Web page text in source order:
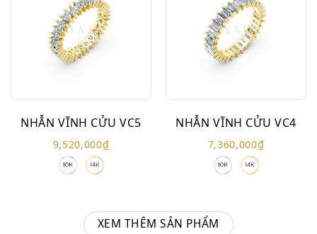
NHẪN VĨNH CỬU VC5
9,520,000₫
NHẪN VĨNH CỬU VC4
7,360,000₫
XEM THÊM SẢN PHẨM